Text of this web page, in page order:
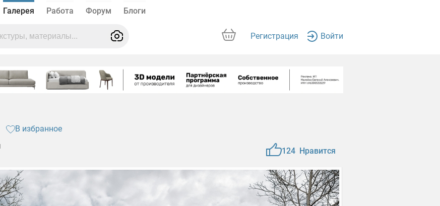
Галерея Работа Форум Блоги
Регистрация Войти
В избранное
124 Нравится